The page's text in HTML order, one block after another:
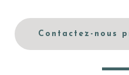
Contactez-nous